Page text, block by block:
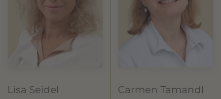
Lisa Seidel Carmen Tamandl